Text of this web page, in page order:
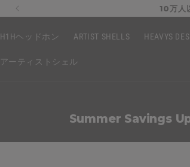
10万人
H1Hヘッドホン ARTIST SHELLS HEAVYS
アーティストシェル
Summer Savings